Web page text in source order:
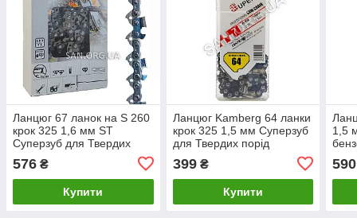
Ланцюг 67 ланок на S 260
крок 325 1,6 мм ST
Суперзуб для Твердих
576 ₴
Купити
Ланцюг Kamberg 64 ланки
крок 325 1,5 мм Суперзуб
для Твердих порід
399₴
Купити
1,5
590